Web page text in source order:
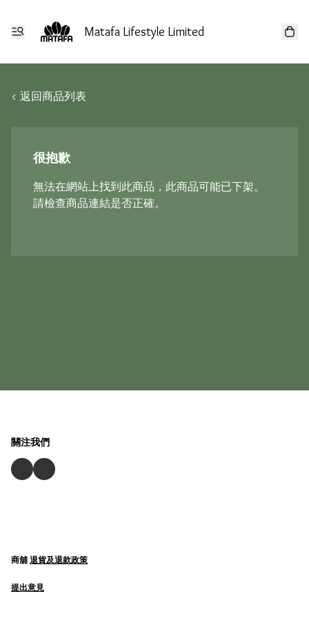
Matafa Lifestyle Limited
< 返回商品列表
很抱歉
無法在網站上找到此商品，此商品可能已下架。
請檢查商品連結是否正確。
關注我們
商舖 退貨及退款政策
提出意見